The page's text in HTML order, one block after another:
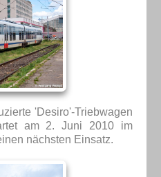
'Desiro'-Triebwagen
am 2. Juni 2010 im
nächsten Einsatz.